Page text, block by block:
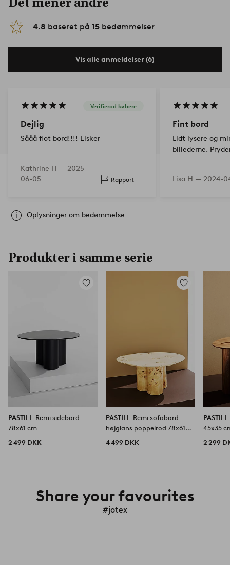
4.8 baseret på 15 bedømmelser
Vis alle anmeldelser (6)
Verifierad købere
Dejlig
Sååå flot bord!!!! Elsker
Kathrine H — 2025-
06-05
Rapport
Fint bord
Lidt lysere og
billederne.
Lisa H — 2024-
Oplysninger om bedømmelse
Produkter i samme serie
Tilføj
PASTILL
Remi sidebord
78x61 cm
2 499 DKK
Tilføj
PASTILL
Remi sofabord
højglans poppelrod 78x61
4 499 DKK
PASTILL
45x35
2 299
Share your favourites
#jotex